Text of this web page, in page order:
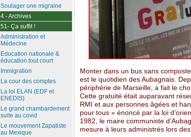
Monter dans un bus sans
est le quotidien des Aubagnais.
périphérie de Marseille, a fait le
Cette gratuité était auparavant
RMI et aux personnes âgées et
pour tous » énoncé par la loi
1982, le maire communiste
mesure à leurs administrés lors
Soulager une migraine
4 - Archives
51- Ça suffit !
Administration et
Médecine
Education nationale &
éducation tout court
Immigration
La cour des comptes
La loi ELAN (EDF et
ENEDIS)
Le grand chambardement
suite au covid
Le mouvement Zapatiste
au Mexique